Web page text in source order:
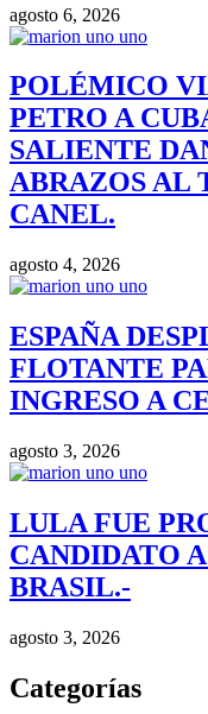
agosto 6, 2026
POLÉMICO
PETRO A
SALIENTE
ABRAZOS AL
CANEL.
agosto 4, 2026
ESPAÑA
FLOTANTE
INGRESO A
agosto 3, 2026
LULA FUE
CANDIDATO
BRASIL.-
agosto 3, 2026
Categorías